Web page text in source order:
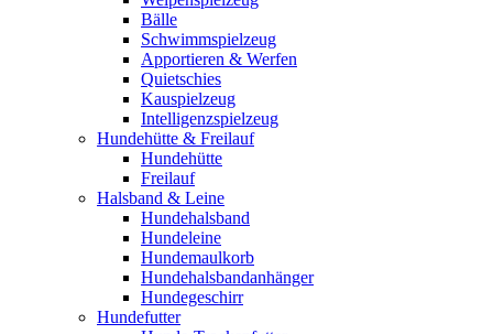
Bälle
Schwimmspielzeug
Apportieren & Werfen
Quietschies
Kauspielzeug
Intelligenzspielzeug
Hundehütte & Freilauf
Hundehütte
Freilauf
Halsband & Leine
Hundehalsband
Hundeleine
Hundemaulkorb
Hundehalsbandanhänger
Hundegeschirr
Hundefutter